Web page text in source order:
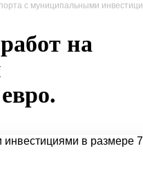
инвестициями в размере 7 миллионов евро.
на